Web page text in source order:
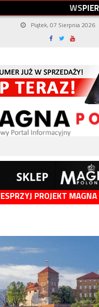
WSPIER
Piątek, 07 Sierpnia 2026
PROJEKT